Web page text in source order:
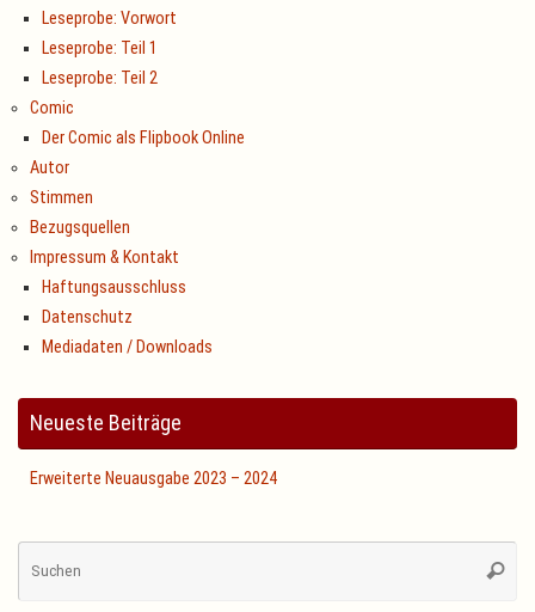
Leseprobe: Vorwort
Leseprobe: Teil 1
Leseprobe: Teil 2
Comic
Der Comic als Flipbook Online
Autor
Stimmen
Bezugsquellen
Impressum & Kontakt
Haftungsausschluss
Datenschutz
Mediadaten / Downloads
Neueste Beiträge
Erweiterte Neuausgabe 2023 – 2024